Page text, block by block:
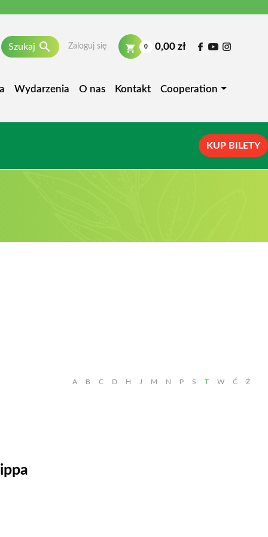
Szukaj  Zaloguj się 0 0,00 zł
Wydarzenia O nas Kontakt Cooperation
KUP BILETY
A B C D H J M N P S T W Ć Ż